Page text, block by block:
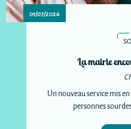
01/07/2026
La mairie
Un nouveau service mis
personnes